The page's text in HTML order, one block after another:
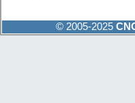
© 2005-2025